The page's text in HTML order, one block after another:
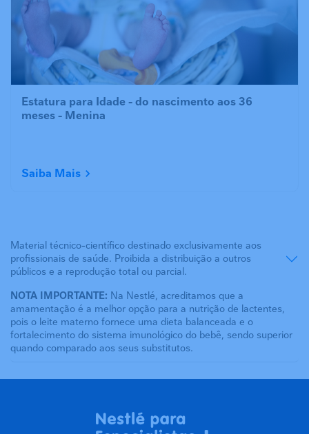
Estatura para Idade - do nascimento aos 36
meses - Menina
Saiba Mais
Material técnico-científico destinado exclusivamente aos
profissionais de saúde. Proibida a distribuição a outros
públicos e a reprodução total ou parcial.
NOTA IMPORTANTE: Na Nestlé, acreditamos que a
amamentação é a melhor opção para a nutrição de lactentes,
pois o leite materno fornece uma dieta balanceada e o
fortalecimento do sistema imunológico do bebê, sendo superior
quando comparado aos seus substitutos.